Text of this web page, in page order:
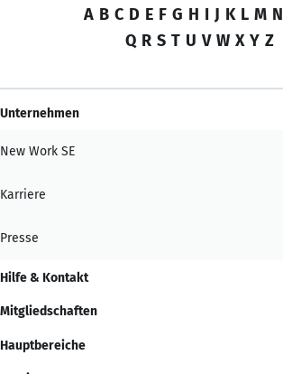
A B C D E F G H I J K L M N
Q R S T U V W X Y Z
Unternehmen
New Work SE
Karriere
Presse
Hilfe & Kontakt
Mitgliedschaften
Hauptbereiche